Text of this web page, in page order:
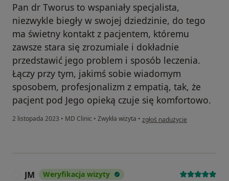
Pan dr Tworus to wspaniały specjalista,
niezwykle biegły w swojej dziedzinie, do tego
ma świetny kontakt z pacjentem, któremu
zawsze stara się zrozumiale i dokładnie
przedstawić jego problem i sposób leczenia.
Łączy przy tym, jakimś sobie wiadomym
sposobem, profesjonalizm z empatią, tak, że
pacjent pod Jego opieką czuje się komfortowo.
2 listopada 2023 • MD Clinic • Zwykła wizyta • w opinii użytkownika Zdzisław
zgłoś nadużycie
JM Weryfikacja wizyty